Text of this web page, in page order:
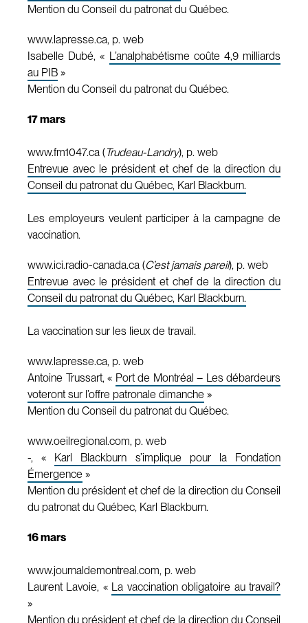
Mention du Conseil du patronat du Québec.
www.lapresse.ca, p. web
Isabelle Dubé, « L’analphabétisme coûte 4,9 milliards
au PIB »
Mention du Conseil du patronat du Québec.
17 mars
www.fm1047.ca (Trudeau-Landry), p. web
Entrevue avec le président et chef de la direction du
Conseil du patronat du Québec, Karl Blackburn.
Les employeurs veulent participer à la campagne de
vaccination.
www.ici.radio-canada.ca (C’est jamais pareil), p. web
Entrevue avec le président et chef de la direction du
Conseil du patronat du Québec, Karl Blackburn.
La vaccination sur les lieux de travail.
www.lapresse.ca, p. web
Antoine Trussart, « Port de Montréal – Les débardeurs
voteront sur l’offre patronale dimanche »
Mention du Conseil du patronat du Québec.
www.oeilregional.com, p. web
-, « Karl Blackburn s’implique pour la Fondation
Émergence »
Mention du président et chef de la direction du Conseil
du patronat du Québec, Karl Blackburn.
16 mars
www.journaldemontreal.com, p. web
Laurent Lavoie, « La vaccination obligatoire au travail?
»
Mention du président et chef de la direction du Conseil